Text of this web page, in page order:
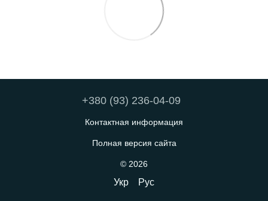
+380 (93) 236-04-09
Контактная информация
Полная версия сайта
© 2026
Укр Рус